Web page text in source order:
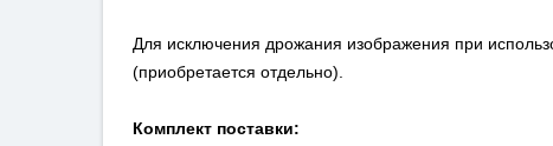
Для исключения дрожания изображения при
(приобретается отдельно).
Комплект поставки: